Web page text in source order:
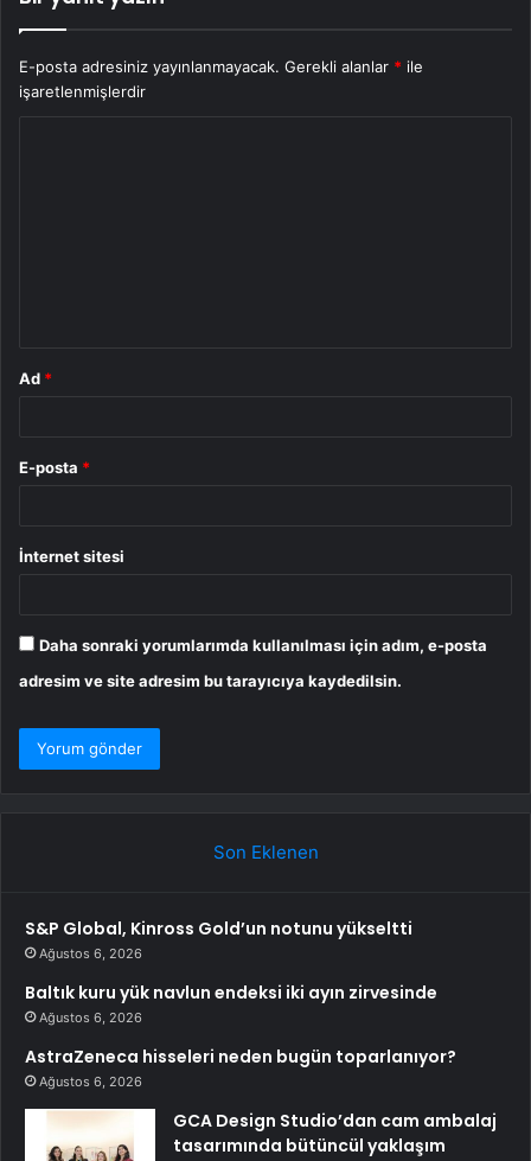
E-posta adresiniz yayınlanmayacak. Gerekli alanlar * ile
işaretlenmişlerdir
Ad *
E-posta *
İnternet sitesi
Daha sonraki yorumlarımda kullanılması için adım, e-posta
adresim ve site adresim bu tarayıcıya kaydedilsin.
Son Eklenen
S&P Global, Kinross Gold’un notunu yükseltti
Ağustos 6, 2026
Baltık kuru yük navlun endeksi iki ayın zirvesinde
Ağustos 6, 2026
AstraZeneca hisseleri neden bugün toparlanıyor?
Ağustos 6, 2026
GCA Design Studio’dan cam ambalaj
tasarımında bütüncül yaklaşım